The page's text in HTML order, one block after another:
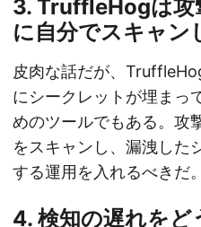
3. TruffleHogは
に自分でスキャン
皮肉な話だが、
にシークレットが埋まっ
めのツールでもある。攻
をスキャンし、漏洩した
する運用を入れるべきだ。
4. 検知の遅れをど